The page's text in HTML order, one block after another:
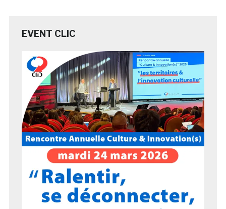
EVENT CLIC